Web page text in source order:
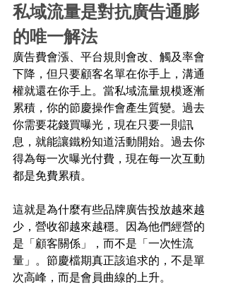
私域流量是對抗廣告通膨
的唯一解法
廣告費會漲、平台規則會改、觸及率會
下降，但只要顧客名單在你手上，溝通
權就還在你手上。當私域流量規模逐漸
累積，你的節慶操作會產生質變。過去
你需要花錢買曝光，現在只要一則訊
息，就能讓鐵粉知道活動開始。過去你
得為每一次曝光付費，現在每一次互動
都是免費累積。
這就是為什麼有些品牌廣告投放越來越
少，營收卻越來越穩。因為他們經營的
是「顧客關係」，而不是「一次性流
量」。節慶檔期真正該追求的，不是單
次高峰，而是會員曲線的上升。